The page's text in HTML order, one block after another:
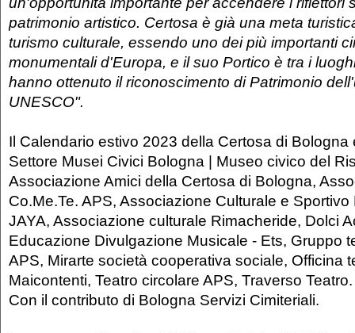
patrimonio artistico. Certosa è già una meta
turismo culturale, essendo uno dei più importanti
monumentali d'Europa, e il suo Portico è tra i
hanno ottenuto il riconoscimento di Patrimonio
UNESCO".
Il Calendario estivo 2023 della Certosa di Bologna
Settore Musei Civici Bologna | Museo civico del
Associazione Amici della Certosa di Bologna,
Co.Me.Te. APS, Associazione Culturale e Sportivo
JAYA, Associazione culturale Rimacheride, Dolci
Educazione Divulgazione Musicale - Ets, Gruppo
APS, Mirarte società cooperativa sociale, Officina
Maicontenti, Teatro circolare APS, Traverso Teatro.
Con il contributo di Bologna Servizi Cimiteriali.